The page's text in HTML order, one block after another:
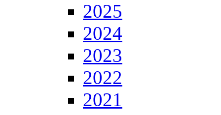
2025
2024
2023
2022
2021